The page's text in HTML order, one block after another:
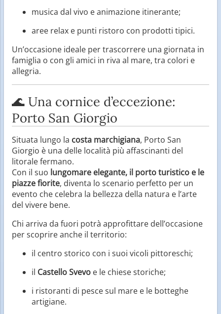
musica dal vivo e animazione itinerante;
aree relax e punti ristoro con prodotti tipici.
Un’occasione ideale per trascorrere una giornata in
famiglia o con gli amici in riva al mare, tra colori e
allegria.
🌊 Una cornice d’eccezione:
Porto San Giorgio
Situata lungo la costa marchigiana, Porto San
Giorgio è una delle località più affascinanti del
litorale fermano.
Con il suo lungomare elegante, il porto turistico e le
piazze fiorite, diventa lo scenario perfetto per un
evento che celebra la bellezza della natura e l’arte
del vivere bene.
Chi arriva da fuori potrà approfittare dell’occasione
per scoprire anche il territorio:
il centro storico con i suoi vicoli pittoreschi;
il Castello Svevo e le chiese storiche;
i ristoranti di pesce sul mare e le botteghe
artigiane.